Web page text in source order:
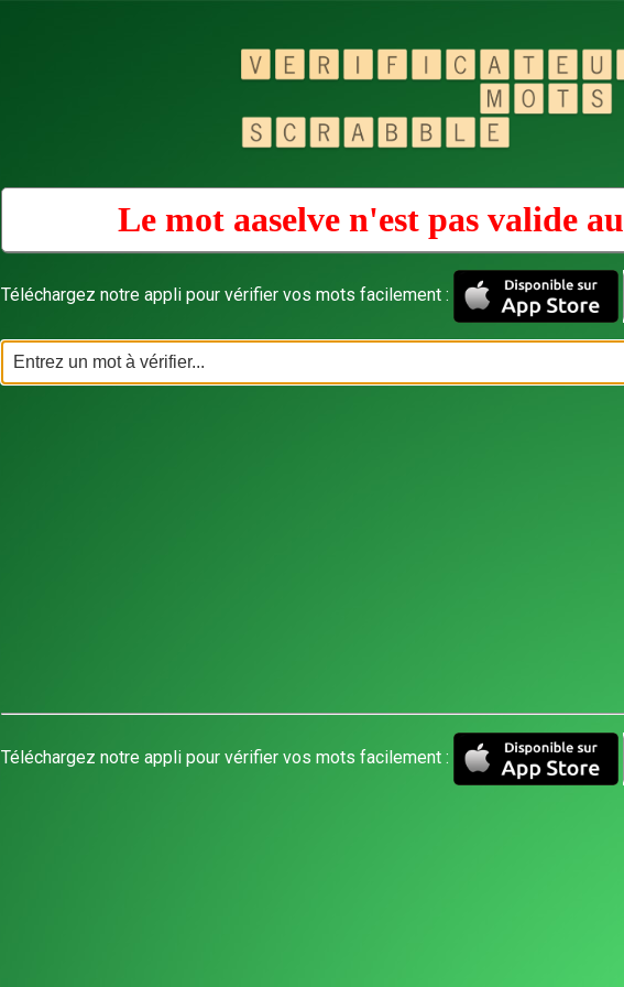
Le mot aaselve n'est pas valide au
Téléchargez notre appli pour vérifier vos mots facilement :
Téléchargez notre appli pour vérifier vos mots facilement :